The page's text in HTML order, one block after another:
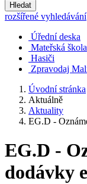
Hledat
rozšířené vyhledávání
Úřední deska
Mateřská škola
Hasiči
Zpravodaj
Úvodní stránka
Aktuálně
Aktuality
EG.D -
EG.D -
dodávky